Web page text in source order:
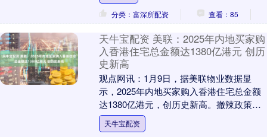
分类：富深所配资
查看：85
天牛宝配资 美联：2025年内地买家购
入香港住宅总金额达1380亿港元 创历
史新高
观点网讯：1月9日，据美联物业数据显
示，2025年内地买家购入香港住宅总金额
达1380亿港元，创历史新高。撤辣政策及
人才引进计划推动新香港人置业需求天牛
宝配资，....
天牛宝配资